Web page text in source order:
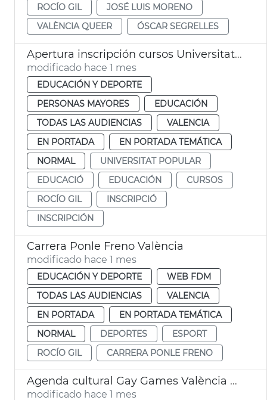
ROCÍO GIL
JOSÉ LUIS MORENO
VALÈNCIA QUEER
ÓSCAR SEGRELLES
Apertura inscripción cursos Universitat Popular València
modificado hace 1 mes
EDUCACIÓN Y DEPORTE
PERSONAS MAYORES
EDUCACIÓN
TODAS LAS AUDIENCIAS
VALENCIA
EN PORTADA
EN PORTADA TEMÁTICA
NORMAL
UNIVERSITAT POPULAR
EDUCACIÓ
EDUCACIÓN
CURSOS
ROCÍO GIL
INSCRIPCIÓ
INSCRIPCIÓN
Carrera Ponle Freno València
modificado hace 1 mes
EDUCACIÓN Y DEPORTE
WEB FDM
TODAS LAS AUDIENCIAS
VALENCIA
EN PORTADA
EN PORTADA TEMÁTICA
NORMAL
DEPORTES
ESPORT
ROCÍO GIL
CARRERA PONLE FRENO
Agenda cultural Gay Games València 2026
modificado hace 1 mes